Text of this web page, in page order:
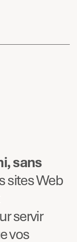
sans
sites Web
servir
vos